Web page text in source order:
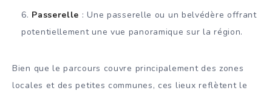
Passerelle : Une passerelle ou un belvédère offrant
potentiellement une vue panoramique sur la région.
Bien que le parcours couvre principalement des zones
locales et des petites communes, ces lieux reflètent le